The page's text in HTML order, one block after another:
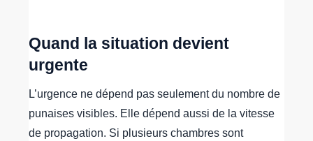
Quand la situation devient
urgente
L’urgence ne dépend pas seulement du nombre de
punaises visibles. Elle dépend aussi de la vitesse
de propagation. Si plusieurs chambres sont